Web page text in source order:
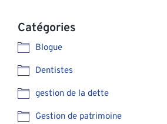
Catégories
Blogue
Dentistes
gestion de la dette
Gestion de patrimoine